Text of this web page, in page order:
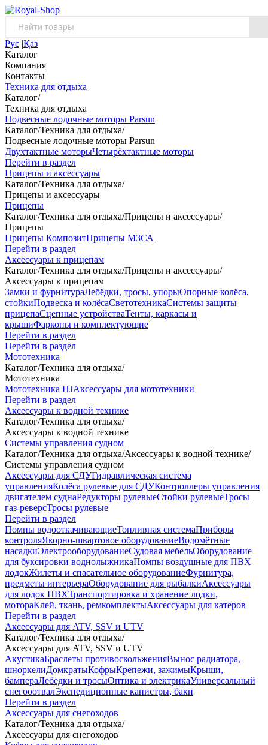
Рус |Қаз
Каталог
Компания
Контакты
Техника для отдыха
Каталог/
Техника для отдыха
Подвесные лодочные моторы Parsun
Каталог/Техника для отдыха/
Подвесные лодочные моторы Parsun
Двухтактные моторыЧетырёхтактные моторы
Перейти в раздел
Прицепы и аксессуары
Каталог/Техника для отдыха/
Прицепы и аксессуары
Прицепы
Каталог/Техника для отдыха/Прицепы и аксессуары/
Прицепы
Прицепы КомпозитПрицепы МЗСА
Перейти в раздел
Аксессуары к прицепам
Каталог/Техника для отдыха/Прицепы и аксессуары/
Аксессуары к прицепам
Замки и фурнитураЛебёдки, тросы, упорыОпорные колёса,
стойкиПодвеска и колёсаСветотехникаСистемы защиты
прицепаСцепные устройстваТенты, каркасы и
крышиФаркопы и комплектующие
Перейти в раздел
Перейти в раздел
Мототехника
Каталог/Техника для отдыха/
Мототехника
Мототехника HJАксессуары для мототехники
Перейти в раздел
Аксессуары к водной технике
Каталог/Техника для отдыха/
Аксессуары к водной технике
Системы управления судном
Каталог/Техника для отдыха/Аксессуары к водной технике/
Системы управления судном
Аксессуары для СДУГидравлическая система
управленияКолёса рулевые для СДУКонтроллеры управления
двигателем суднаРедукторы рулевыеСтойки рулевыеТросы
газ-реверсТросы рулевые
Перейти в раздел
Помпы водооткачивающиеТопливная системаПриборы
контроляЯкорно-швартовое оборудованиеВодомётные
насадкиЭлектрооборудованиеСудовая мебельОборудование
для буксировки воднолыжникаПомпы воздушные для ПВХ
лодокЖилеты и спасательное оборудованиеФурнитура,
предметы интерьераОборудование для рыбалкиАксессуары
для лодок ПВХТранспортировка и хранение лодки,
мотораКлей, ткань, ремкомплектыАксессуары для катеров
Перейти в раздел
Аксессуары для ATV, SSV и UTV
Каталог/Техника для отдыха/
Аксессуары для ATV, SSV и UTV
АкустикаБраслеты противоскольженияВынос радиатора,
шноркелиДомкратыКофрыКрепежи, зажимыКрыши,
бампераЛебедки и тросыОптика и электрикаУниверсальный
снегооотвалЭкспедиционные канистры, баки
Перейти в раздел
Аксессуары для снегоходов
Каталог/Техника для отдыха/
Аксессуары для снегоходов